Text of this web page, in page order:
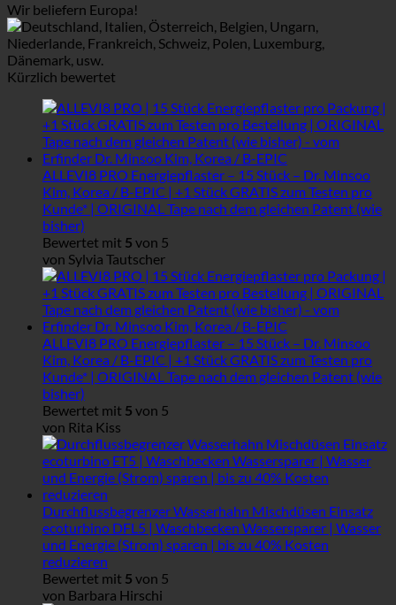
Wir beliefern Europa!
Deutschland, Italien, Österreich, Belgien, Ungarn,
Niederlande, Frankreich, Schweiz, Polen, Luxemburg,
Dänemark, usw.
Kürzlich bewertet
ALLEVI8 PRO Energiepflaster – 15 Stück – Dr. Minsoo
Kim, Korea / B-EPIC | +1 Stück GRATIS zum Testen pro
Kunde* | ORIGINAL Tape nach dem gleichen Patent (wie
bisher)
Bewertet mit 5 von 5
von Sylvia Tautscher
ALLEVI8 PRO Energiepflaster – 15 Stück – Dr. Minsoo
Kim, Korea / B-EPIC | +1 Stück GRATIS zum Testen pro
Kunde* | ORIGINAL Tape nach dem gleichen Patent (wie
bisher)
Bewertet mit 5 von 5
von Rita Kiss
Durchflussbegrenzer Wasserhahn Mischdüsen Einsatz
ecoturbino DFL5 | Waschbecken Wassersparer | Wasser
und Energie (Strom) sparen | bis zu 40% Kosten
reduzieren
Bewertet mit 5 von 5
von Barbara Hirschi